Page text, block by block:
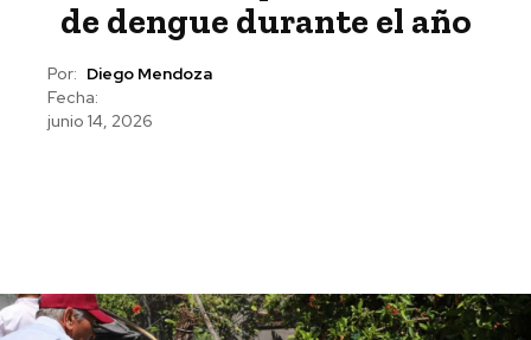
de dengue durante el año
Por: Diego Mendoza
Fecha:
junio 14, 2026